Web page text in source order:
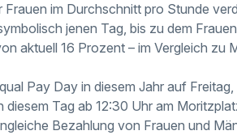
im Durchschnitt pro Stunde
jenen Tag, bis zu dem
aktuell 16 Prozent – im Vergleich zu
Pay Day in diesem Jahr auf
diesem Tag ab 12:30 Uhr am
Bezahlung von Frauen und